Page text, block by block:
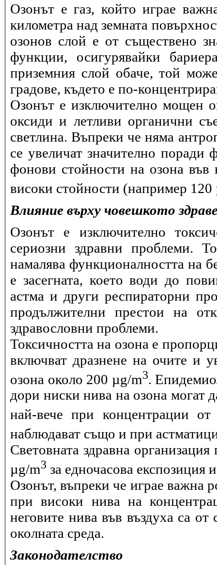
Озонът е газ, който играе
километра над земната
озонов слой е от съществено
функции, осигурявайки
приземния слой обаче, той
градове, където е по-
Озонът е изключително мощен
оксиди и летливи органични
светлина. Въпреки че няма
се увеличат значително
фонови стойности на озона
високи стойности (например 120
Влияние върху човешкото
Озонът е изключително
сериозни здравни проблеми.
намалява функционалността на
е засегната, което води до
астма и други респираторни
продължителни престои на
здравословни проблеми.
Токсичността на озона е
включват дразнене на очите и
озона около 200 µg/m3.
дори ниски нива на озона могат
най-вече при концентрации
наблюдават също и при
Световната здравна
µg/m3 за едночасова експозиция
Озонът, въпреки че играе важна
при високи нива на
неговите нива във въздуха са от
околната среда.
Законодателство